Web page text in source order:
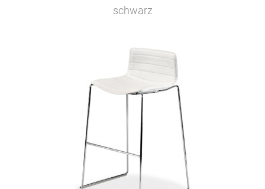
schwarz